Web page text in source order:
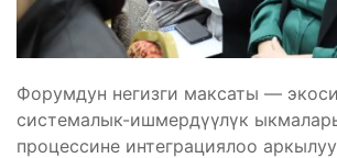
Форумдун негизги максаты —
системалык-ишмердүүлүк
процессине интеграциялоо